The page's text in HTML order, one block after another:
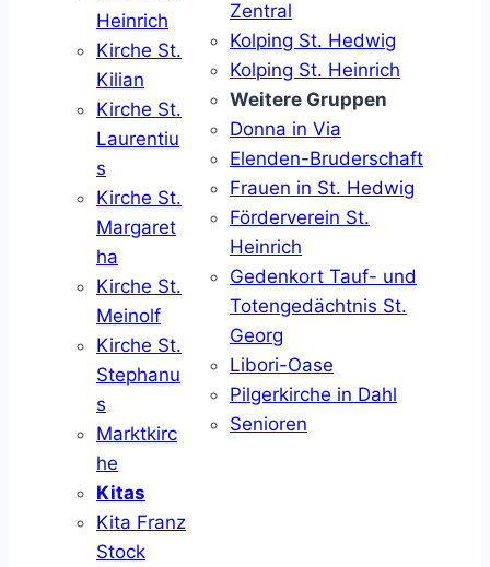
Heinrich
Kirche St.
Kilian
Kirche St.
Laurentiu
s
Kirche St.
Margaret
ha
Kirche St.
Meinolf
Kirche St.
Stephanu
s
Marktkirc
he
Kitas
Kita Franz
Stock
Zentral
Kolping St. Hedwig
Kolping St. Heinrich
Weitere Gruppen
Donna in Via
Elenden-Bruderschaft
Frauen in St. Hedwig
Förderverein St.
Heinrich
Gedenkort Tauf- und
Totengedächtnis St.
Georg
Libori-Oase
Pilgerkirche in Dahl
Senioren